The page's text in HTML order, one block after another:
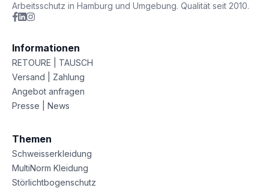
Arbeitsschutz in Hamburg und Umgebung. Qualität seit 2010.
Informationen
RETOURE | TAUSCH
Versand | Zahlung
Angebot anfragen
Presse | News
Themen
Schweisserkleidung
MultiNorm Kleidung
Störlichtbogenschutz